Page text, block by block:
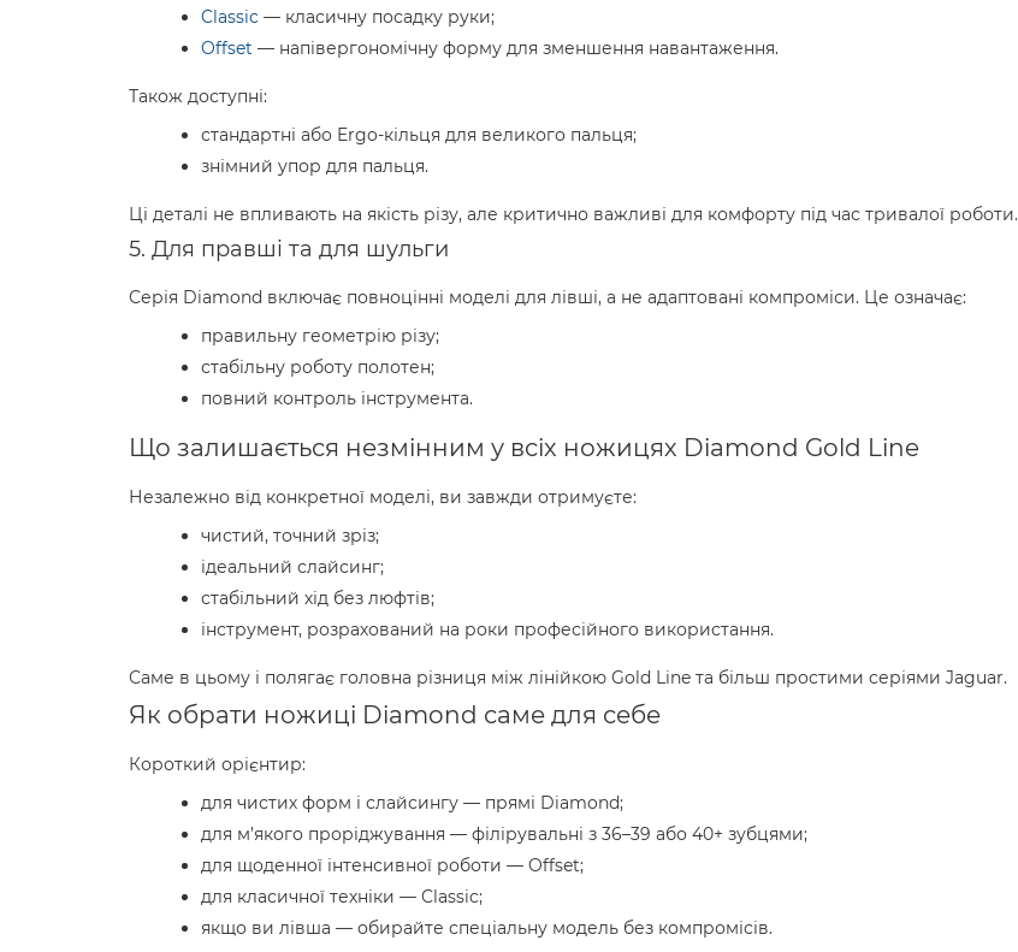
Classic — класичну посадку руки;
Offset — напівергономічну форму для зменшення навантаження.
Також доступні:
стандартні або Ergo-кільця для великого пальця;
знімний упор для пальця.
Ці деталі не впливають на якість різу, але критично важливі для комфорту під час тривалої роботи.
5. Для правші та для шульги
Серія Diamond включає повноцінні моделі для лівші, а не адаптовані компроміси. Це означає:
правильну геометрію різу;
стабільну роботу полотен;
повний контроль інструмента.
Що залишається незмінним у всіх ножицях Diamond Gold Line
Незалежно від конкретної моделі, ви завжди отримуєте:
чистий, точний зріз;
ідеальний слайсинг;
стабільний хід без люфтів;
інструмент, розрахований на роки професійного використання.
Саме в цьому і полягає головна різниця між лінійкою Gold Line та більш простими серіями Jaguar.
Як обрати ножиці Diamond саме для себе
Короткий орієнтир:
для чистих форм і слайсингу — прямі Diamond;
для м’якого проріджування — філірувальні з 36–39 або 40+ зубцями;
для щоденної інтенсивної роботи — Offset;
для класичної техніки — Classic;
якщо ви лівша — обирайте спеціальну модель без компромісів.